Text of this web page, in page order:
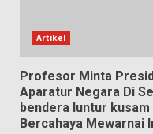
Artikel
Profesor Minta
Aparatur Negara Di
bendera luntur
Bercahaya Mewarnai